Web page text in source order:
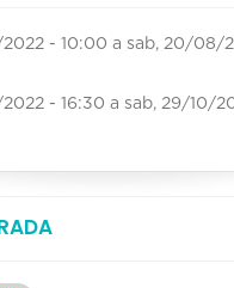
- 10:00 a sab, 20/08/
- 16:30 a sab, 29/10/